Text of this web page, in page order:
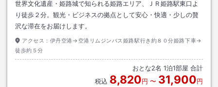
世界文化遺産・姫路城で知られる姫路エリア、ＪＲ姫路駅東口よ
り徒歩２分。観光・ビジネスの拠点として安心・快適・少しの贅
沢な滞在をお届けします。
アクセス： 伊丹空港→空港リムジンバス姫路駅行き約８０分姫路下車→
徒歩約５分
おとな2名 1泊1部屋 合計
税込 8,820円 〜 31,900円